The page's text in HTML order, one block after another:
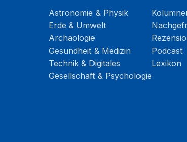
Astronomie & Physik
Erde & Umwelt
Archäologie
Gesundheit & Medizin
Technik & Digitales
Gesellschaft & Psychologie
Podcast
Lexikon